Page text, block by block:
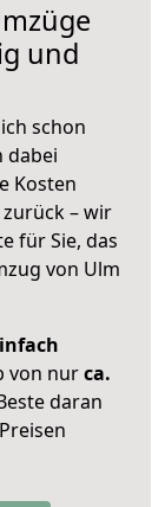
und
schon
dabei
Kosten
zurück – wir
für Sie, das
von Ulm
von nurca.
daran